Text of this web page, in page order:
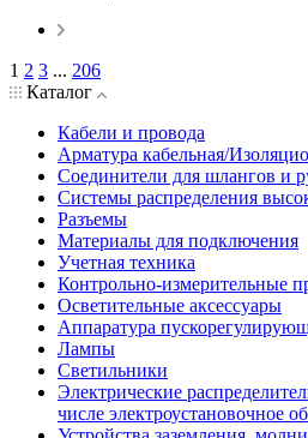
1 2 3 ... 206
Каталог
Кабели и провода
Арматура кабельная/
Соединители для шлангов и
Системы распределения
Разъемы
Материалы для подключения
Учетная техника
Контрольно-измерительные
Осветительные аксессуары
Аппаратура
Лампы
Светильники
Электрические
числе электроустановочное